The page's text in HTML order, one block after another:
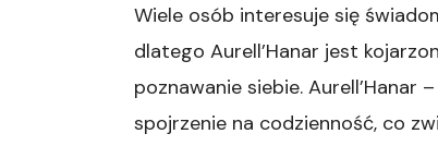
Wiele osób interesuje się
dlatego Aurell’Hanar jest
poznawanie siebie. Aurell’Hanar
spojrzenie na codzienność, co